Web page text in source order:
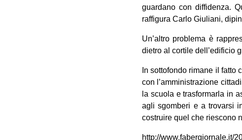
guardano con diffidenza.
raffigura Carlo Giuliani,
Un’altro problema è
dietro al cortile dell’edificio
In sottofondo rimane il
con l’amministrazione
la scuola e trasformarla in
agli sgomberi e a trovarsi
costruire quel che riescono
http://www.fabergiornale.it/